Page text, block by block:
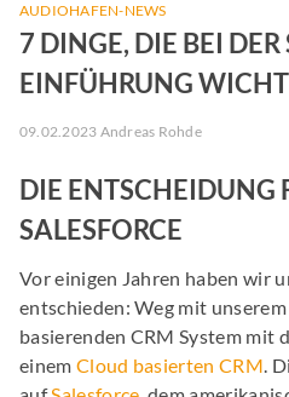
AUDIOHAFEN-NEWS
7 DINGE, DIE BEI DER
EINFÜHRUNG
09.02.2023 Andreas Rohde
DIE ENTSCHEIDUNG
SALESFORCE
Vor einigen Jahren haben wir
entschieden: Weg mit
basierenden CRM System mit
einem Cloud basierten CRM.